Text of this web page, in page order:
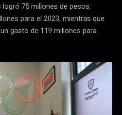
logró 75 millones de pesos,
para el 2023, mientras que
gasto de 119 millones para